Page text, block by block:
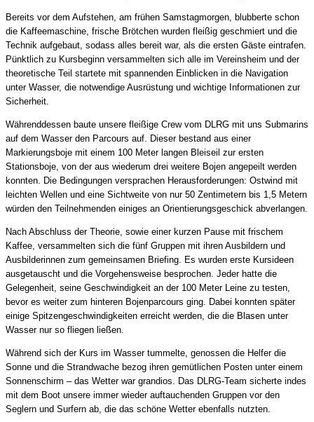
Bereits vor dem Aufstehen, am frühen Samstagmorgen, blubberte schon
die Kaffeemaschine, frische Brötchen wurden fleißig geschmiert und die
Technik aufgebaut, sodass alles bereit war, als die ersten Gäste eintrafen.
Pünktlich zu Kursbeginn versammelten sich alle im Vereinsheim und der
theoretische Teil startete mit spannenden Einblicken in die Navigation
unter Wasser, die notwendige Ausrüstung und wichtige Informationen zur
Sicherheit.
Währenddessen baute unsere fleißige Crew vom DLRG mit uns Submarins
auf dem Wasser den Parcours auf. Dieser bestand aus einer
Markierungsboje mit einem 100 Meter langen Bleiseil zur ersten
Stationsboje, von der aus wiederum drei weitere Bojen angepeilt werden
konnten. Die Bedingungen versprachen Herausforderungen: Ostwind mit
leichten Wellen und eine Sichtweite von nur 50 Zentimetern bis 1,5 Metern
würden den Teilnehmenden einiges an Orientierungsgeschick abverlangen.
Nach Abschluss der Theorie, sowie einer kurzen Pause mit frischem
Kaffee, versammelten sich die fünf Gruppen mit ihren Ausbildern und
Ausbilderinnen zum gemeinsamen Briefing. Es wurden erste Kursideen
ausgetauscht und die Vorgehensweise besprochen. Jeder hatte die
Gelegenheit, seine Geschwindigkeit an der 100 Meter Leine zu testen,
bevor es weiter zum hinteren Bojenparcours ging. Dabei konnten später
einige Spitzengeschwindigkeiten erreicht werden, die die Blasen unter
Wasser nur so fliegen ließen.
Während sich der Kurs im Wasser tummelte, genossen die Helfer die
Sonne und die Strandwache bezog ihren gemütlichen Posten unter einem
Sonnenschirm – das Wetter war grandios. Das DLRG-Team sicherte indes
mit dem Boot unsere immer wieder auftauchenden Gruppen vor den
Seglern und Surfern ab, die das schöne Wetter ebenfalls nutzten.